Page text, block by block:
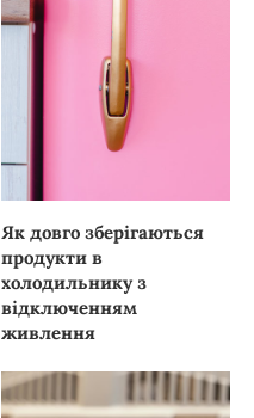
Як довго зберігаються
продукти в
холодильнику з
відключенням
живлення